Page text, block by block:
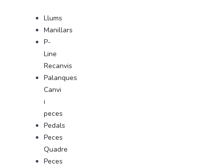
Llums
Manillars
P-
Line
Recanvis
Palanques
Canvi
i
peces
Pedals
Peces
Quadre
Peces